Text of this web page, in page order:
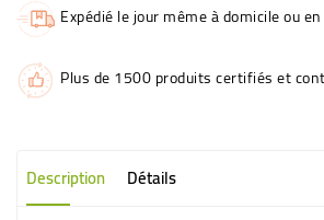
Expédié le jour même à domicile ou
Plus de 1500 produits certifiés et
Description Détails